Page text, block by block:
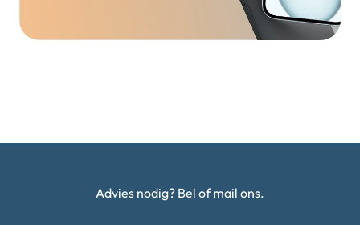
Advies nodig? Bel of mail ons.